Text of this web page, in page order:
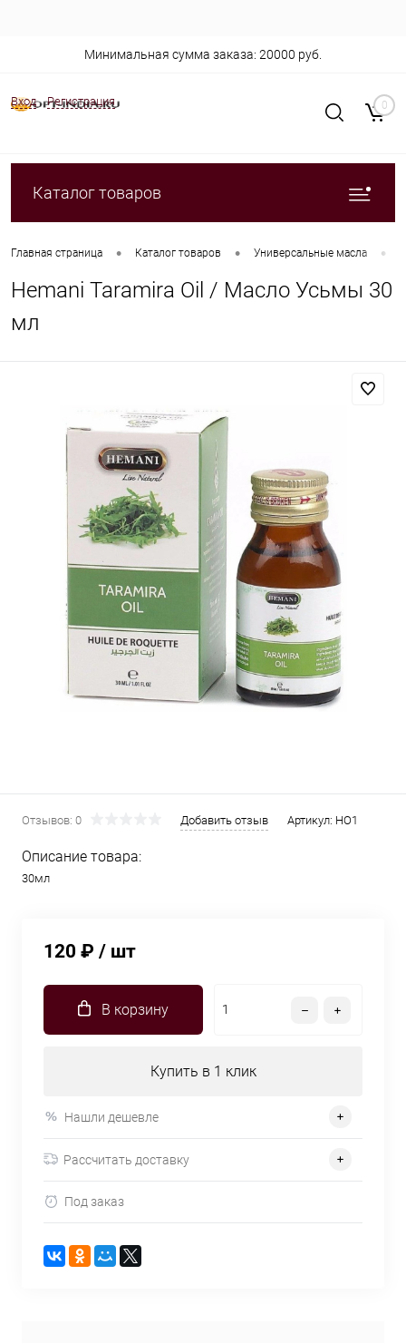
Вход Регистрация
Минимальная сумма заказа: 20000 руб.
0
Каталог товаров
Главная страница • Каталог товаров • Универсальные масла •
Hemani Taramira Oil / Масло Усьмы 30
мл
Отзывов: 0 Добавить отзыв Артикул: HO1
Описание товара:
30мл
120 ₽ / шт
В корзину
Купить в 1 клик
Нашли дешевле
Рассчитать доставку
Под заказ